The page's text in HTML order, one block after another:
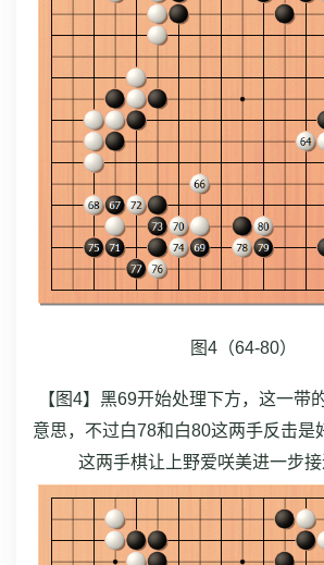
图4（64-80）
【图4】黑69开始处理下方，这一带
意思，不过白78和白80这两手反击是
这两手棋让上野爱咲美进一步接